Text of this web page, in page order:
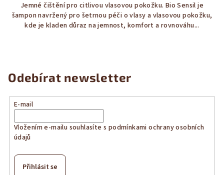
z
5
hvězdiček.
Jemné čištění pro citlivou vlasovou pokožku. Bio Sensil je
šampon navržený pro šetrnou péči o vlasy a vlasovou pokožku,
kde je kladen důraz na jemnost, komfort a rovnováhu...
Odebírat newsletter
E-mail
Vložením e-mailu souhlasíte s podmínkami ochrany osobních
údajů
Přihlásit se